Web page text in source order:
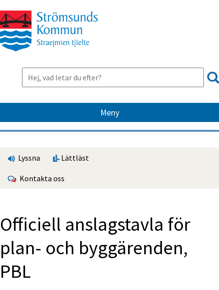
Meny
Lyssna Lättläst
Kontakta oss
Officiell anslagstavla för
plan- och byggärenden,
PBL